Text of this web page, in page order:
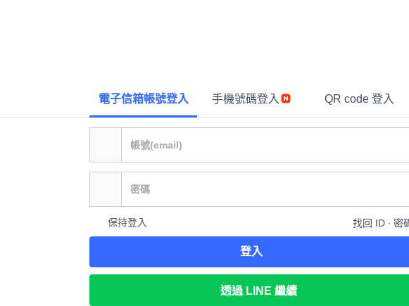
電子信箱帳號登入 手機號碼登入 QR code 登入
保持登入 找回 ID ∙ 密
登入
透過 LINE 繼續